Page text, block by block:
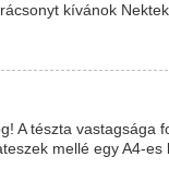
kívánok
A tészta
mellé egy A4-